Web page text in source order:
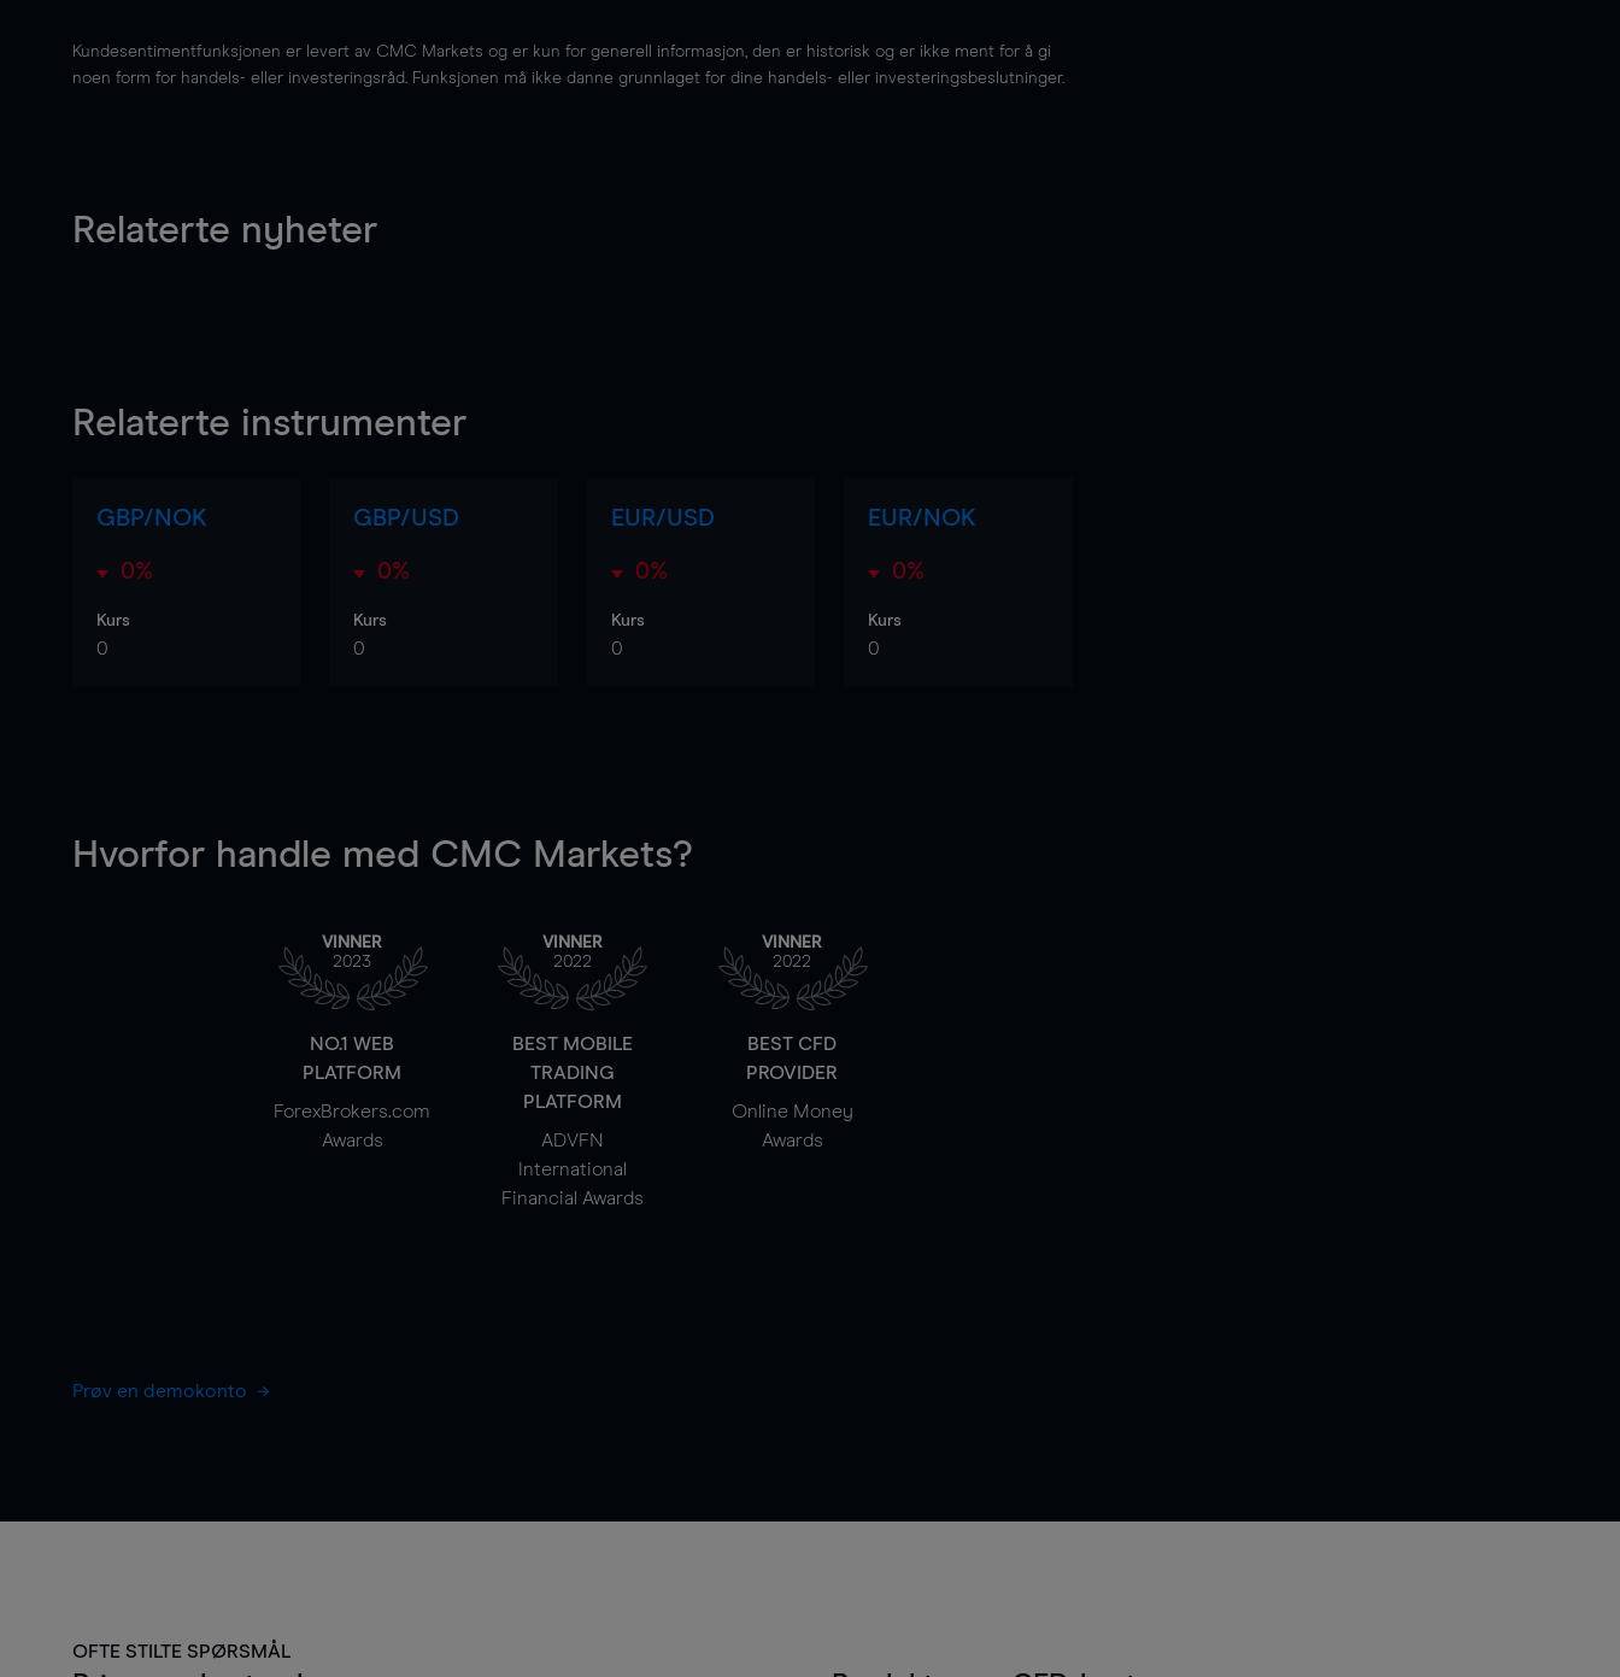
Kundesentimentfunksjonen er levert av CMC Markets og er kun for generell informasjon, den er historisk og er ikke ment for å gi
noen form for handels- eller investeringsråd. Funksjonen må ikke danne grunnlaget for dine handels- eller investeringsbeslutninger.
Relaterte nyheter
Relaterte instrumenter
GBP/NOK
0%
Kurs
0
GBP/USD
0%
Kurs
0
EUR/USD
0%
Kurs
0
EUR/NOK
0%
Kurs
0
Hvorfor handle med CMC Markets?
VINNER
2023
NO.1 WEB
PLATFORM
ForexBrokers.com
Awards
VINNER
2022
BEST MOBILE
TRADING
PLATFORM
ADVFN
International
Financial Awards
VINNER
2022
BEST CFD
PROVIDER
Online Money
Awards
Prøv en demokonto
OFTE STILTE SPØRSMÅL